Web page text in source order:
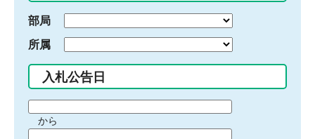
部局
所属
入札公告日
間から